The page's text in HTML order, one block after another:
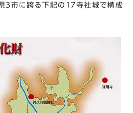
3市に跨る下記の17寺社城で構成